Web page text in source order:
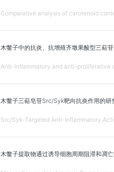
Comparative analysis of carotenoid
木鳖子中的抗炎、抗增殖齐墩果酸型三萜苷
Anti-Inflammatory and anti-proliferative
木鳖子三萜皂苷Src/Syk靶向抗炎作用的研
Src/Syk-Targeted Anti-Inflammatory
木鳖子提取物通过诱导细胞周期阻滞和凋亡